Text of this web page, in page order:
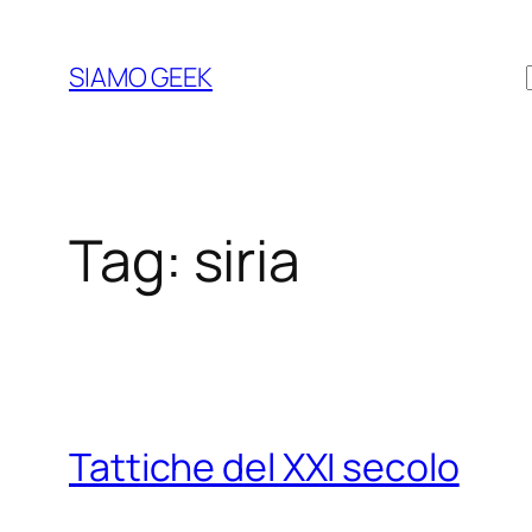
contenuto
SIAMO GEEK
Tag: siria
Tattiche del XXI secolo